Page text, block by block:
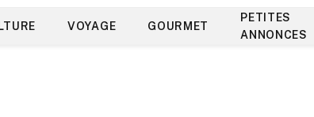
VOYAGE GOURMET
PETITES
ANNONCES